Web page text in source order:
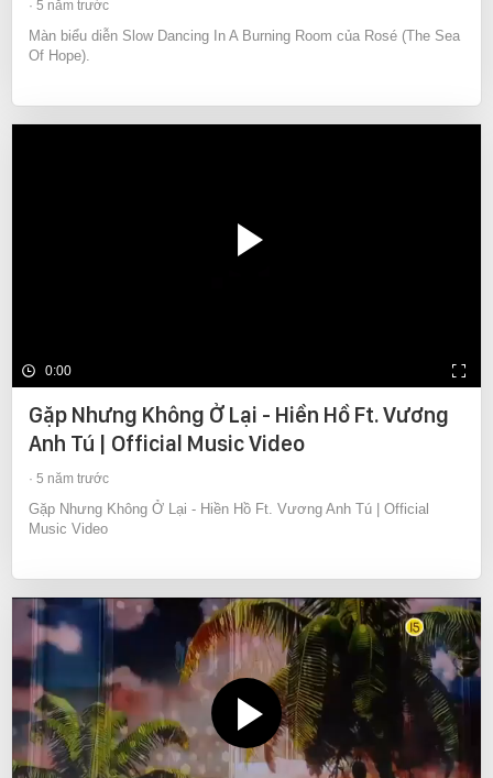
5 năm trước
Màn biểu diễn Slow Dancing In A Burning Room của Rosé (The Sea
Of Hope).
0:00
Gặp Nhưng Không Ở Lại - Hiền Hồ Ft. Vương
Anh Tú | Official Music Video
5 năm trước
Gặp Nhưng Không Ở Lại - Hiền Hồ Ft. Vương Anh Tú | Official
Music Video